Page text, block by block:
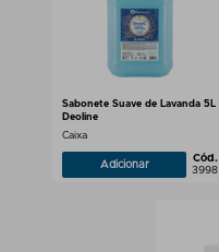
Sabonete Suave de Lavanda 5L
Deoline
Caixa
Adicionar
Cód.
3998